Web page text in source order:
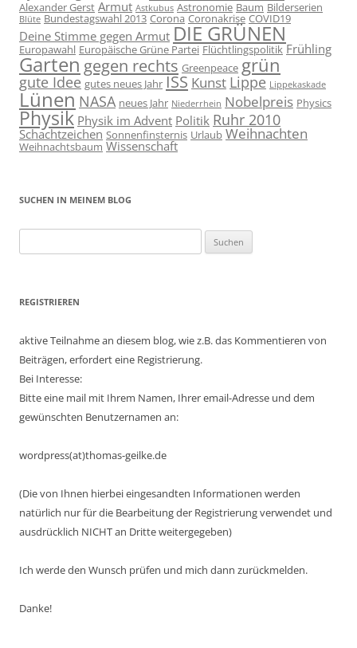
Alexander Gerst Armut Astkubus Astronomie Baum Bilderserien
Blüte Bundestagswahl 2013 Corona Coronakrise COVID19
Deine Stimme gegen Armut DIE GRÜNEN
Europawahl Europäische Grüne Partei Flüchtlingspolitik Frühling
Garten gegen rechts Greenpeace grün
gute Idee gutes neues Jahr ISS Kunst Lippe Lippekaskade
Lünen NASA neues Jahr Niederrhein Nobelpreis Physics
Physik Physik im Advent Politik Ruhr 2010
Schachtzeichen Sonnenfinsternis Urlaub Weihnachten
Weihnachtsbaum Wissenschaft
SUCHEN IN MEINEM BLOG
nach:
REGISTRIEREN
aktive Teilnahme an diesem blog, wie z.B. das Kommentieren von
Beiträgen, erfordert eine Registrierung.
Bei Interesse:
Bitte eine mail mit Ihrem Namen, Ihrer email-Adresse und dem
gewünschten Benutzernamen an:
wordpress(at)thomas-geilke.de
(Die von Ihnen hierbei eingesandten Informationen werden
natürlich nur für die Bearbeitung der Registrierung verwendet und
ausdrücklich NICHT an Dritte weitergegeben)
Ich werde den Wunsch prüfen und mich dann zurückmelden.
Danke!